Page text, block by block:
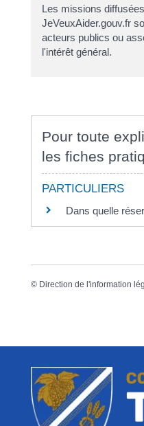
Les missions
JeVeuxAider.gouv.fr
acteurs publics ou
l'intérêt général.
Pour toute
les fiches
PARTICULIERS
Dans quelle
© Direction de l'information